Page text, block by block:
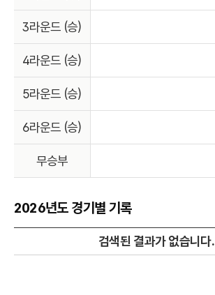
3라운드 (승)
4라운드 (승)
5라운드 (승)
6라운드 (승)
무승부
2026년도 경기별 기록
검색된 결과가 없습니다.